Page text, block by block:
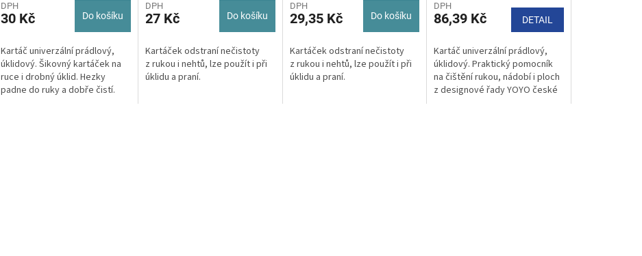
DPH
30 Kč Do košíku
Kartáč univerzální prádlový,
úklidový. Šikovný kartáček na
ruce i drobný úklid. Hezky
padne do ruky a dobře čistí.
DPH
27 Kč Do košíku
Kartáček odstraní nečistoty
z rukou i nehtů, lze použít i při
úklidu a praní.
DPH
29,35 Kč Do košíku
Kartáček odstraní nečistoty
z rukou i nehtů, lze použít i při
úklidu a praní.
DPH
86,39 Kč DETAIL
Kartáč univerzální prádlový,
úklidový. Praktický pomocník
na čištění rukou, nádobí i ploch
z designové řady YOYO české